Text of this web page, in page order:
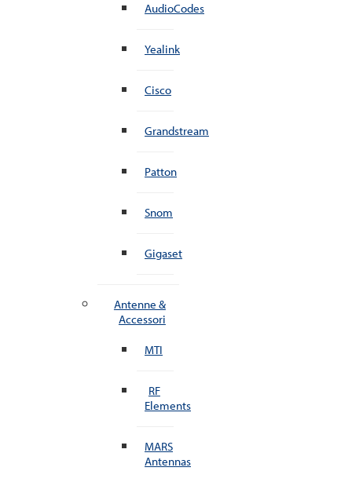
AudioCodes
Yealink
Cisco
Grandstream
Patton
Snom
Gigaset
Antenne &
Accessori
MTI
RF
Elements
MARS
Antennas